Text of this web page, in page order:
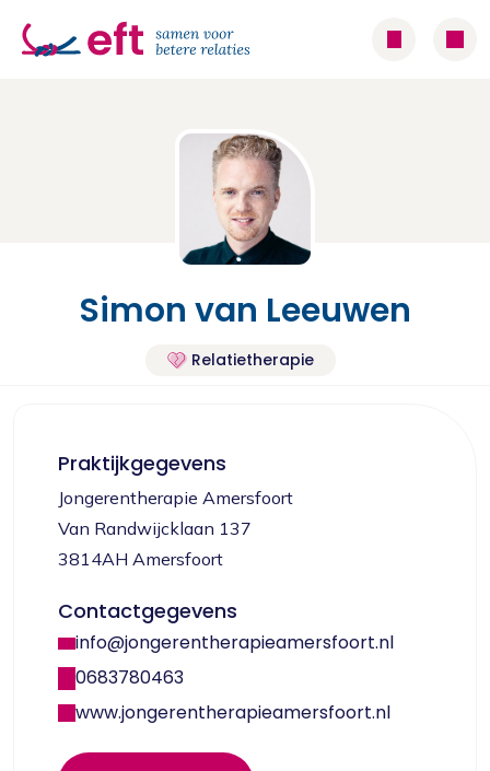
Simon van Leeuwen
Relatietherapie
Praktijkgegevens
Jongerentherapie Amersfoort
Van Randwijcklaan 137
3814AH Amersfoort
Contactgegevens
info@jongerentherapieamersfoort.nl
0683780463
www.jongerentherapieamersfoort.nl